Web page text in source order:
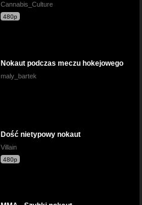
Cannabis_Culture
480p
Nokaut podczas meczu hokejowego
maly_bartek
Dość nietypowy nokaut
Villain
480p